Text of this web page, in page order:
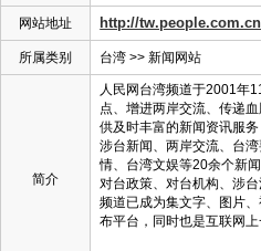
网站地址 http://tw.people.com.cn
所属类别 台湾 >>新闻网站
简介
人民网台湾频道于2001年
点、增进两岸交流、传递
供及时丰富的新闻资讯服
涉台新闻、两岸交流、台
情、台湾文娱等20余个新
对台政策、对台机构、涉
频道已成为集文字、图片
布平台，同时也是互联网